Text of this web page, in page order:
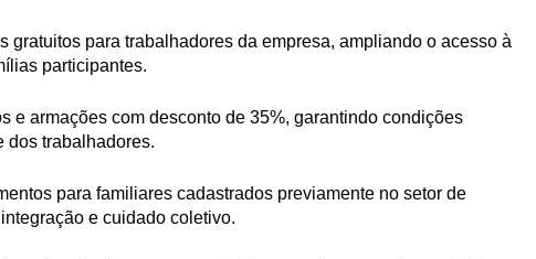
para trabalhadores da empresa, ampliando o acesso à
participantes.
e armações com desconto de 35%, garantindo condições
dos trabalhadores.
para familiares cadastrados previamente no setor de
e cuidado coletivo.